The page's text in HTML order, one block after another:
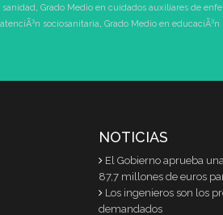
sanidad, Grado Medio en cuidados auxiliares de
sociosanitaria, Grado Medio en
NOTICIAS
El Gobierno aprueba
87,7 millones de euros
Los ingenieros son los
demandados